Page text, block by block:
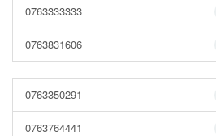
0763333333
0763831606
0763350291
0763764441